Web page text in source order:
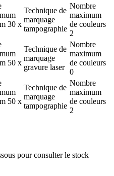
30 x
Technique de
marquage
tampographie
Nombre
maximum
de couleurs
2
50 x
Technique de
marquage
gravure laser
Nombre
maximum
de couleurs
0
50 x
Technique de
marquage
tampographie
Nombre
maximum
de couleurs
2
pour consulter le stock